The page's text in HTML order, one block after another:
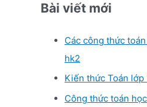
Bài viết mới
Các công thức
hk2
Kiến thức Toán lớp
Công thức toán